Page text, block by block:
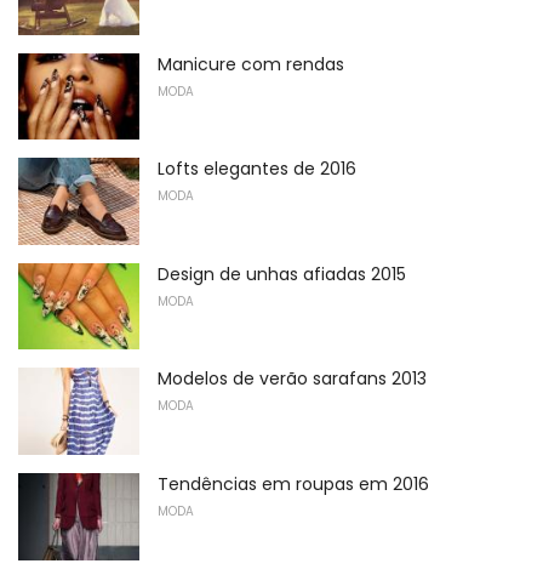
Manicure com rendas
MODA
Lofts elegantes de 2016
MODA
Design de unhas afiadas 2015
MODA
Modelos de verão sarafans 2013
MODA
Tendências em roupas em 2016
MODA